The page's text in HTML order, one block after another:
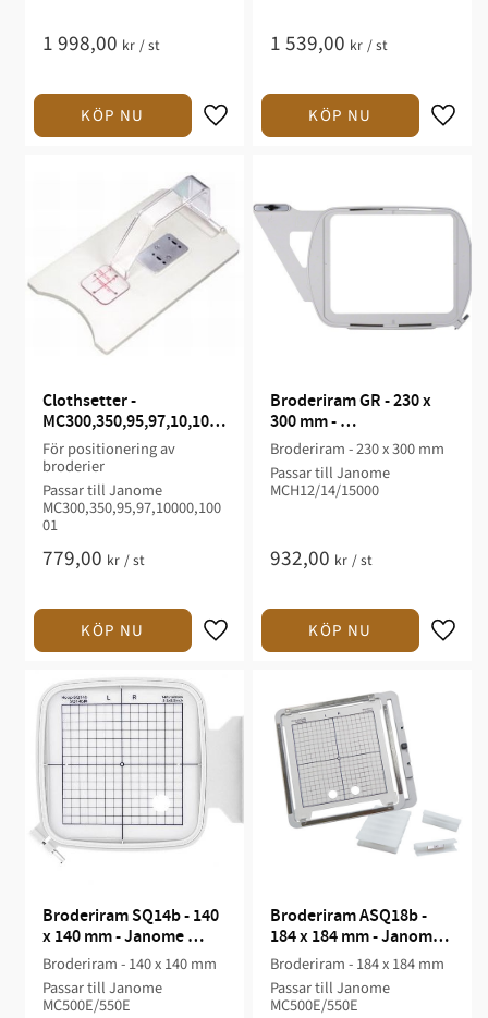
1 998,00 kr /st 1 539,00 kr /st
Clothsetter -
MC300,350,95,97,10,1000
1
För positionering av
broderier
Passar till Janome
MC300,350,95,97,10000,100
01
779,00 kr /st
Broderiram GR - 230 x
300 mm -
MCH12/14/15000
Broderiram - 230 x 300 mm
Passar till Janome
MCH12/14/15000
932,00 kr /st
Broderiram SQ14b - 140
x 140 mm - Janome
MC500E/550E
Broderiram - 140 x 140 mm
Passar till Janome
MC500E/550E
Broderiram ASQ18b -
184 x 184 mm - Janome
MC500E/550E
Broderiram - 184 x 184 mm
Passar till Janome
MC500E/550E